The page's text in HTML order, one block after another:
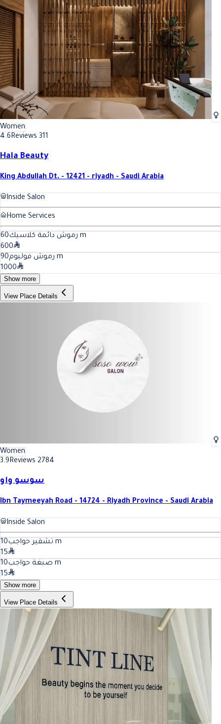
Women
4.6Reviews 311
Hala Beauty
King Abdullah Dt. - 12421 - riyadh - Saudi Arabia
Inside Salon
Home Services
رموش دائمة كلاسيك60
m
600
رموش فوليوم90
m
1000
Show more
View Place Details
Women
3.9Reviews 2784
سوسو واو
Ibn Taymeeyah Road - 14724 - Riyadh Province - Saudi Arabia
Inside Salon
تشقير حواجب10
m
15
صبغة حواجب10
m
15
Show more
View Place Details